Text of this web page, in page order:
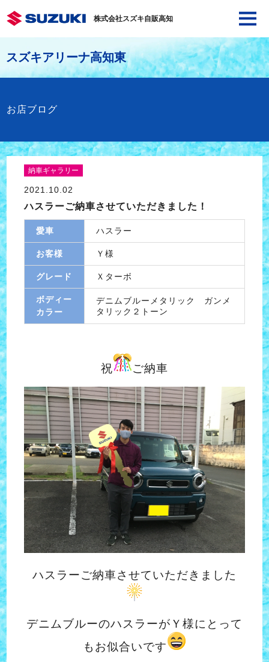
株式会社スズキ自販高知
スズキアリーナ高知東
お店ブログ
納車ギャラリー
2021.10.02
ハスラーご納車させていただきました！
愛車 ハスラー
お客様 Ｙ様
グレード Ｘターボ
ボディー
カラー
デニムブルーメタリック ガンメ
タリック２トーン
祝 ご納車
ハスラーご納車させていただきました
デニムブルーのハスラーがＹ様にとって
もお似合いです